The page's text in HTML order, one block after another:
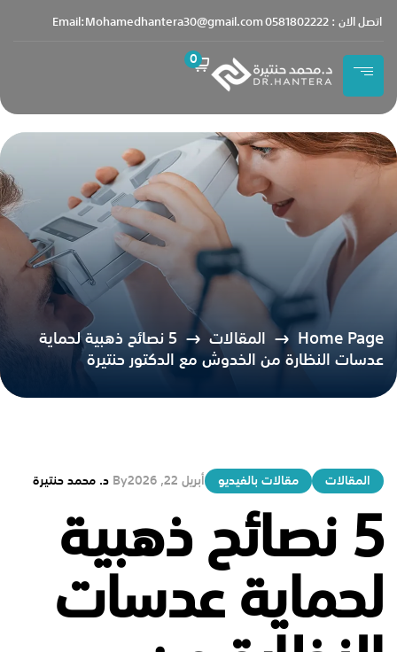
اتصل الان : 0581802222 Email:Mohamedhantera30@gmail.com
0
Home Page المقالات
5 نصائح ذهبية لحماية
عدسات النظارة من الخدوش مع الدكتور حنتيرة
المقالات مقالات بالفيديو أبريل 22, 2026 By د. محمد حنتيرة
5 نصائح ذهبية
لحماية عدسات